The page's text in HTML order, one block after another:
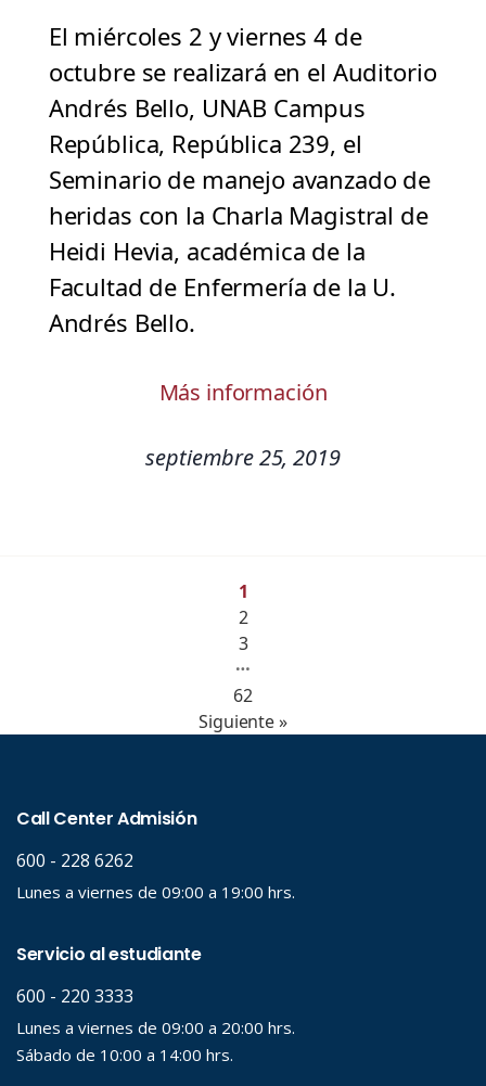
El miércoles 2 y viernes 4 de
octubre se realizará en el Auditorio
Andrés Bello, UNAB Campus
República, República 239, el
Seminario de manejo avanzado de
heridas con la Charla Magistral de
Heidi Hevia, académica de la
Facultad de Enfermería de la U.
Andrés Bello.
Más información
septiembre 25, 2019
1
2
3
…
62
Siguiente »